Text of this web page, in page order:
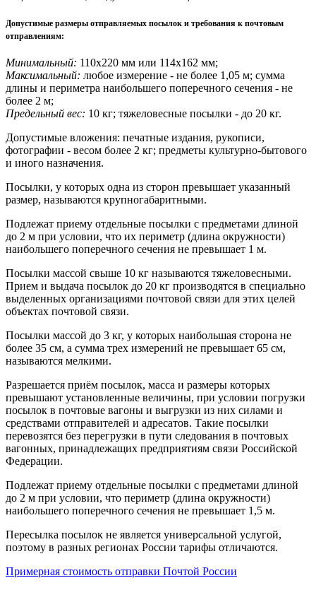
Допустимые размеры отправляемых посылок и требования к почтовым
отправлениям:
Минимальный: 110х220 мм или 114х162 мм;
Максимальный: любое измерение - не более 1,05 м; сумма
длины и периметра наибольшего поперечного сечения - не
более 2 м;
Предельный вес: 10 кг; тяжеловесные посылки - до 20 кг.
Допустимые вложения: печатные издания, рукописи,
фотографии - весом более 2 кг; предметы культурно-бытового
и иного назначения.
Посылки, у которых одна из сторон превышает указанный
размер, называются крупногабаритными.
Подлежат приему отдельные посылки с предметами длиной
до 2 м при условии, что их периметр (длина окружности)
наибольшего поперечного сечения не превышает 1 м.
Посылки массой свыше 10 кг называются тяжеловесными.
Прием и выдача посылок до 20 кг производятся в специально
выделенных организациями почтовой связи для этих целей
объектах почтовой связи.
Посылки массой до 3 кг, у которых наибольшая сторона не
более 35 см, а сумма трех измерений не превышает 65 см,
называются мелкими.
Разрешается приём посылок, масса и размеры которых
превышают установленные величины, при условии погрузки
посылок в почтовые вагоны и выгрузки из них силами и
средствами отправителей и адресатов. Такие посылки
перевозятся без перегрузки в пути следования в почтовых
вагонных, принадлежащих предприятиям связи Российской
Федерации.
Подлежат приему отдельные посылки с предметами длиной
до 2 м при условии, что периметр (длина окружности)
наибольшего поперечного сечения не превышает 1,5 м.
Пересылка посылок не является универсальной услугой,
поэтому в разных регионах России тарифы отличаются.
Примерная стоимость отправки Почтой России